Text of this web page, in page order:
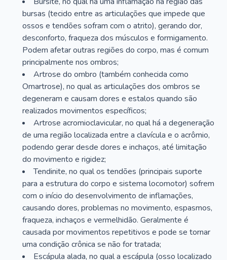
bursas (tecido entre as articulações que impede que
ossos e tendões sofram com o atrito), gerando dor,
desconforto, fraqueza dos músculos e formigamento.
Podem afetar outras regiões do corpo, mas é comum
principalmente nos ombros;
Artrose do ombro (também conhecida como
Omartrose), no qual as articulações dos ombros se
degeneram e causam dores e estalos quando são
realizados movimentos específicos;
Artrose acromioclavicular, no qual há a degeneração
de uma região localizada entre a clavícula e o acrômio,
podendo gerar desde dores e inchaços, até limitação
do movimento e rigidez;
Tendinite, no qual os tendões (principais suporte
para a estrutura do corpo e sistema locomotor) sofrem
com o início do desenvolvimento de inflamações,
causando dores, problemas no movimento, espasmos,
fraqueza, inchaços e vermelhidão. Geralmente é
causada por movimentos repetitivos e pode se tornar
uma condição crônica se não for tratada;
Escápula alada, no qual a escápula (osso localizado